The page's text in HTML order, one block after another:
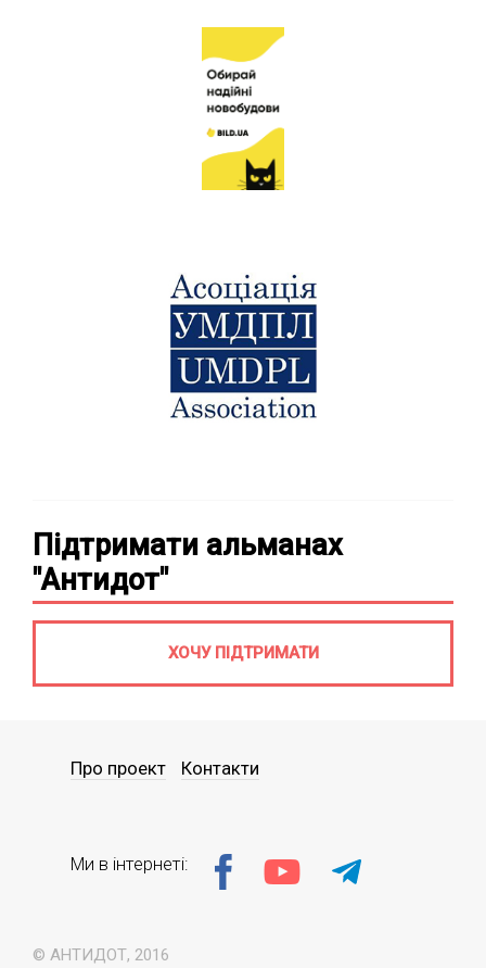
Підтримати альманах
"Антидот"
ХОЧУ ПІДТРИМАТИ
© АНТИДОТ, 2016
Про проект Контакти
Ми в інтернеті: